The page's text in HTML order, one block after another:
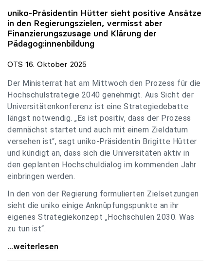
uniko-Präsidentin Hütter sieht positive Ansätze
in den Regierungszielen, vermisst aber
Finanzierungszusage und Klärung der
Pädagog:innenbildung
OTS 16. Oktober 2025
Der Ministerrat hat am Mittwoch den Prozess für die
Hochschulstrategie 2040 genehmigt. Aus Sicht der
Universitätenkonferenz ist eine Strategiedebatte
längst notwendig. „Es ist positiv, dass der Prozess
demnächst startet und auch mit einem Zieldatum
versehen ist“, sagt uniko-Präsidentin Brigitte Hütter
und kündigt an, dass sich die Universitäten aktiv in
den geplanten Hochschuldialog im kommenden Jahr
einbringen werden.
In den von der Regierung formulierten Zielsetzungen
sieht die uniko einige Anknüpfungspunkte an ihr
eigenes Strategiekonzept „Hochschulen 2030. Was
zu tun ist“.
Universitäten: Hochschulstrategie 2040 muss eine
...weiterlesen